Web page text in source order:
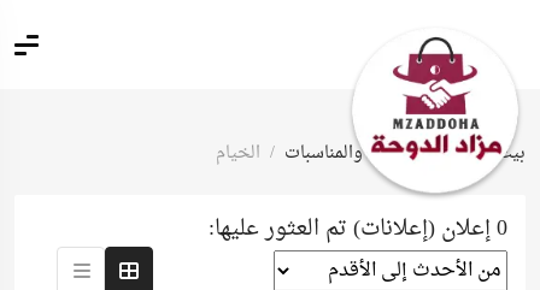
بيت خدمات الأفراح والمناسبات الخيام
0 إعلان (إعلانات) تم العثور عليها: